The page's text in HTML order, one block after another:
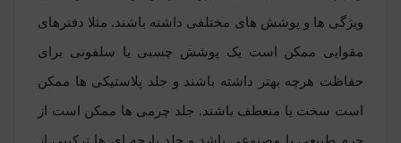
ویژگی ها و پوشش های مختلفی داشته باشند. مثلا دفترهای
مقوایی ممکن است یک پوشش چسبی یا سلفونی برای
حفاظت هرچه بهتر داشته باشند و جلد پلاستیکی ها ممکن
است سخت یا منعطف باشند. جلد چرمی ها ممکن است از
چرم طبیعی یا مصنوعی باشد و جلد پارچه ای ها ترکیبی از